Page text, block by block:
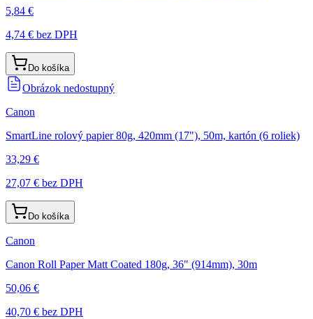
5,84 €
4,74 € bez DPH
Do košíka
Obrázok nedostupný
Canon
SmartLine rolový papier 80g, 420mm (17"), 50m, kartón (6 roliek)
33,29 €
27,07 € bez DPH
Do košíka
Canon
Canon Roll Paper Matt Coated 180g, 36" (914mm), 30m
50,06 €
40,70 € bez DPH